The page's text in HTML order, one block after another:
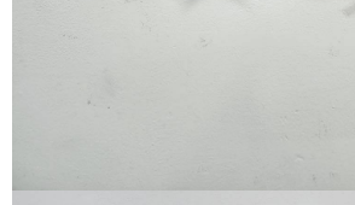
３．未成年的使用者請事先徵得法定代理人或監護
「AFTEE先享後付」，若未經同意申辦者引起之損
恩沛科技股份有限公司將有權停止該用戶之使用額